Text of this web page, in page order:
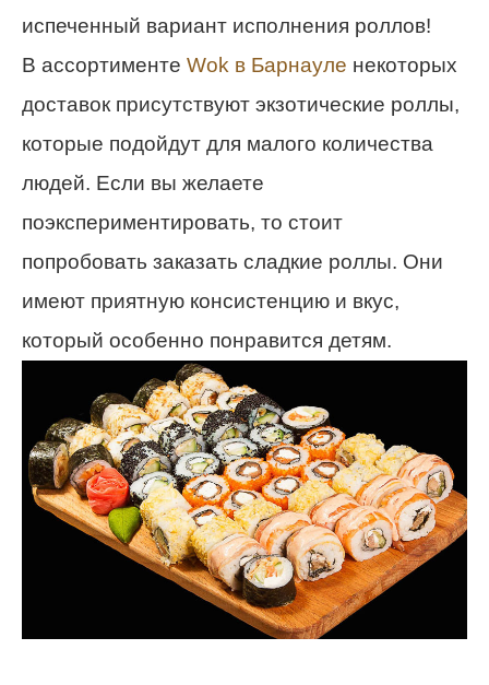
испеченный вариант исполнения роллов!
В ассортименте Wok в Барнауле некоторых
доставок присутствуют экзотические роллы,
которые подойдут для малого количества
людей. Если вы желаете
поэкспериментировать, то стоит
попробовать заказать сладкие роллы. Они
имеют приятную консистенцию и вкус,
который особенно понравится детям.